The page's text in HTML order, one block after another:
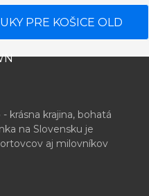
PRE KOŠICE OLD
krásna krajina, bohatá
na Slovensku je
aj milovníkov